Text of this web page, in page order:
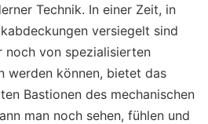
Technik. In einer Zeit, in
versiegelt sind
noch von spezialisierten
werden können, bietet das
Bastionen des mechanischen
man noch sehen, fühlen und